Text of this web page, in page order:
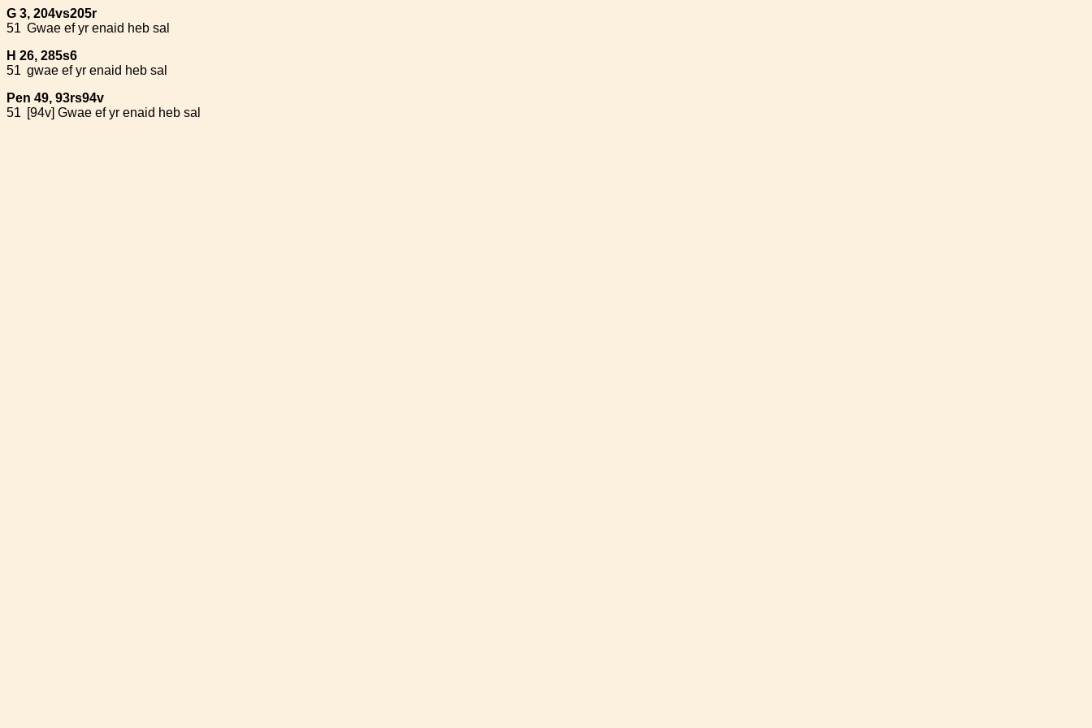
G 3, 204vs205r
51 Gwae ef yr enaid heb sal
H 26, 285s6
51 gwae ef yr enaid heb sal
Pen 49, 93rs94v
51 [94v] Gwae ef yr enaid heb sal